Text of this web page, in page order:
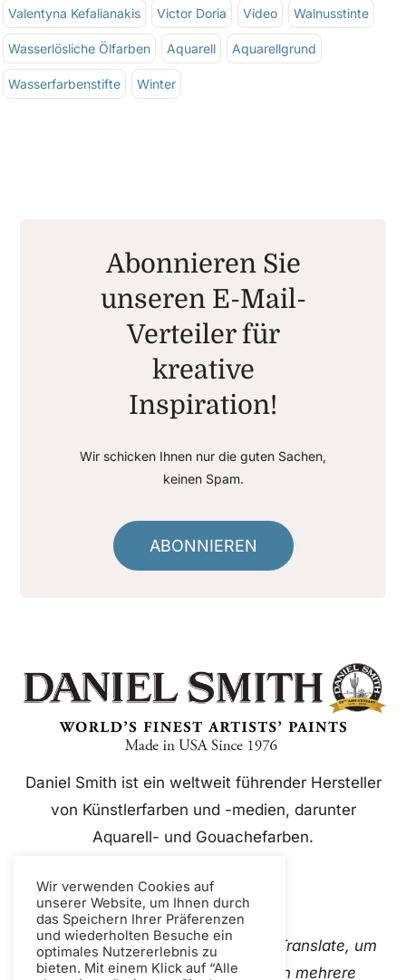
Valentyna Kefalianakis Victor Doria Video Walnusstinte
Wasserlösliche Ölfarben Aquarell Aquarellgrund
Wasserfarbenstifte Winter
Abonnieren Sie
unseren E-Mail-
Verteiler für
kreative
Inspiration!
Wir schicken Ihnen nur die guten Sachen,
keinen Spam.
ABONNIEREN
Daniel Smith ist ein weltweit führender Hersteller
von Künstlerfarben und -medien, darunter
Aquarell- und Gouachefarben.
Diese Website verwendet Google Translate, um
Inhalte sofort und automatisch in mehrere
Wir verwenden Cookies auf
unserer Website, um Ihnen durch
das Speichern Ihrer Präferenzen
und wiederholten Besuche ein
optimales Nutzererlebnis zu
bieten. Mit einem Klick auf “Alle